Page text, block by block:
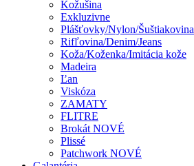
Kožušina
Exkluzivne
Plášťovky/Nylon/Šuštiakovina
Rifľovina/Denim/Jeans
Koža/Koženka/Imitácia kože
Madeira
Ľan
Viskóza
ZAMATY
FLITRE
Brokát NOVÉ
Plissé
Patchwork NOVÉ